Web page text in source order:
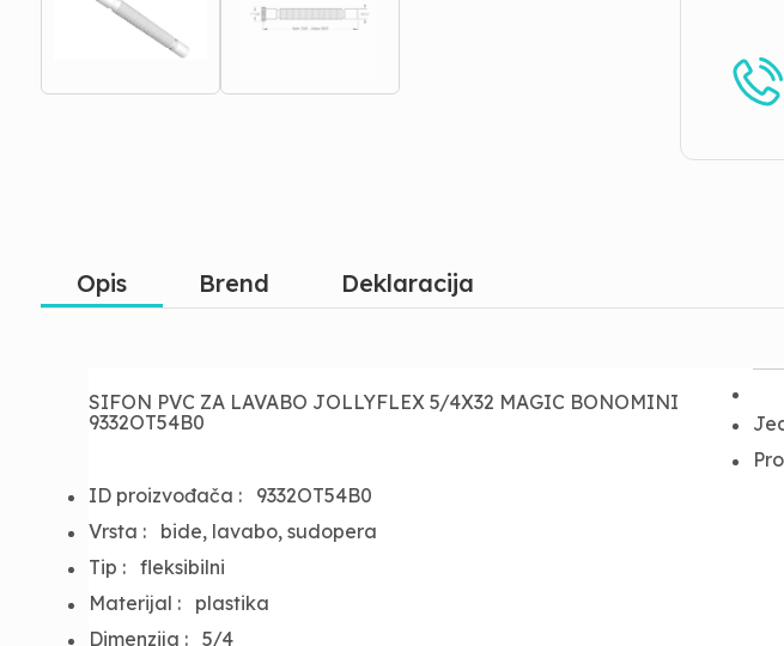
Opis Brend Deklaracija
SIFON PVC ZA LAVABO JOLLYFLEX 5/4X32 MAGIC BONOMINI
9332OT54B0
ID proizvođača :
9332OT54B0
Vrsta :
bide, lavabo, sudopera
Tip : fleksibilni
Materijal :
plastika
Dimenzija : 5/4